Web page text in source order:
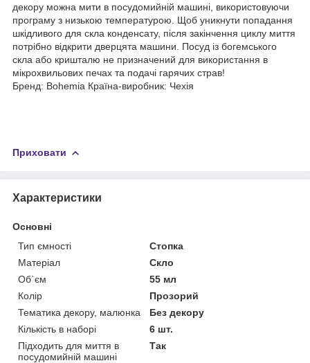
декору можна мити в посудомийній машині, використовуючи
програму з низькою температурою. Щоб уникнути попадання
шкідливого для скла конденсату, після закінчення циклу миття
потрібно відкрити дверцята машини. Посуд із богемського
скла або кришталю не призначений для використання в
мікрохвильових печах та подачі гарячих страв!
Бренд: Bohemia Країна-виробник: Чехія
Приховати
Характеристики
Основні
Тип ємності
Стопка
Матеріал
Скло
Об`єм
55 мл
Колір
Прозорий
Тематика декору, малюнка
Без декору
Кількість в наборі
6 шт.
Підходить для миття в
посудомийній машині
Так